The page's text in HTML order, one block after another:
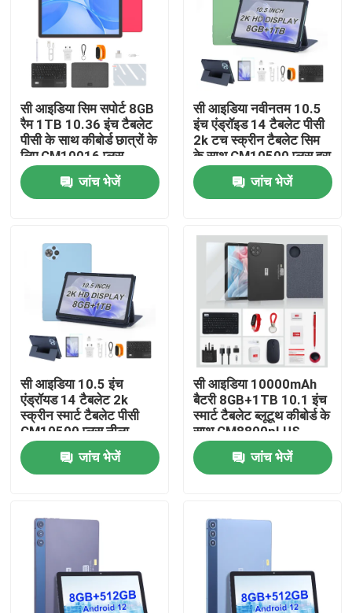
होम
वीडियो
वीआर दिखाएँ
हमारे बारे में
फैक्टरी यात्रा
गुणवत्ता नियंत्रण
एक बोली का अनुरोध
सी आइडिया सिम सपोर्ट 8GB
रैम 1TB 10.36 इंच टैबलेट
पीसी के साथ कीबोर्ड छात्रों के
लिए CM10016 प्लस
जांच भेजें
सी आइडिया नवीनतम 10.5
इंच एंड्रॉइड 14 टैबलेट पीसी
2k टच स्क्रीन टैबलेट सिम
के साथ CM10500 प्लस हरा
जांच भेजें
सी आइडिया 10.5 इंच
एंड्रॉयड 14 टैबलेट 2k
स्क्रीन स्मार्ट टैबलेट पीसी
CM10500 प्लस नीला
जांच भेजें
सी आइडिया 10000mAh
बैटरी 8GB+1TB 10.1 इंच
स्मार्ट टैबलेट ब्लूटूथ कीबोर्ड के
साथ CM8800pLUS
जांच भेजें